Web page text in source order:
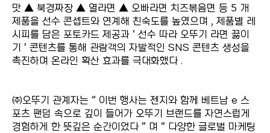
맛 ▲ 북경짜장 ▲ 열라면 ▲ 오빠라면 치즈볶음면 등 5 개
제품을 선수 콘셉트와 연계해 친숙도를 높였으며 , 제품별 레
시피를 담은 포토카드 제공과 ‘ 선수 따라 오뚜기 라면 끓이
기 ’ 콘텐츠를 통해 관람객의 자발적인 SNS 콘텐츠 생성을
촉진하며 온라인 확산 효과를 극대화했다 .
㈜오뚜기 관계자는 “ 이번 행사는 젠지와 함께 베트남 e 스
포츠 팬덤 속으로 깊이 들어가 오뚜기 브랜드를 자연스럽게
경험하게 한 뜻깊은 순간이었다 ” 며 “ 다양한 글로벌 마케팅